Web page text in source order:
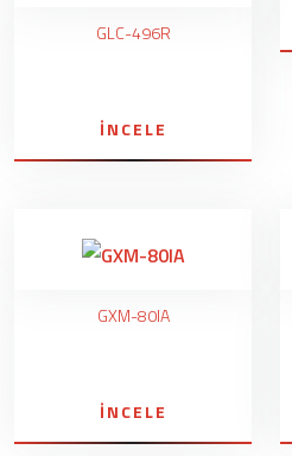
GLC-496R
İNCELE
GXM-80IA
İNCELE